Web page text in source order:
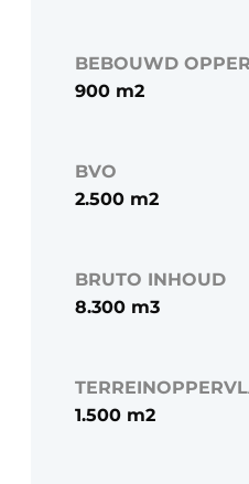
BEBOUWD
900 m2
BVO
2.500 m2
BRUTO INHOUD
8.300 m3
1.500 m2